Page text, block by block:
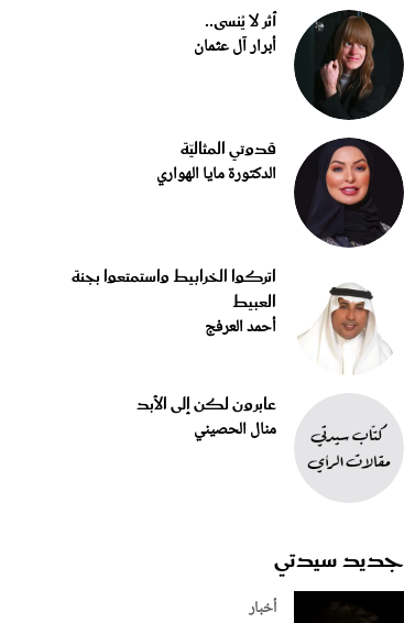
أثر لا يُنسى..
أبرار آل عثمان
قدوتي المثاليّة
الدكتورة مايا الهواري
اتركوا الخرابيط واستمتعوا بجنة
العبيط
أحمد العرفج
عابرون لكن إلى الأبد
منال الحصيني
جديد سيدتي
أخبار